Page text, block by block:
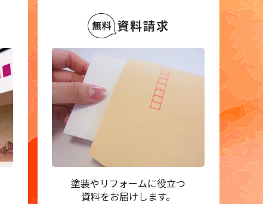
資料請求
塗装やリフォームに役立つ
資料をお届けします。